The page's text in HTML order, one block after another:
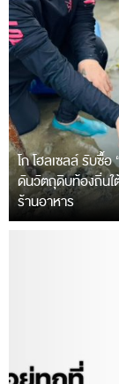
โก โฮลเซลล์ รับซื้
ดันวัตถุดิบท้องถิ่นใ
ร้านอาหาร